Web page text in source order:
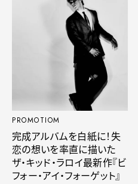
PROMOTIOM
完成アルバムを白紙に！失
恋の想いを率直に描いた
ザ・キッド・ラロイ最新作『ビ
フォー・アイ・フォーゲット』